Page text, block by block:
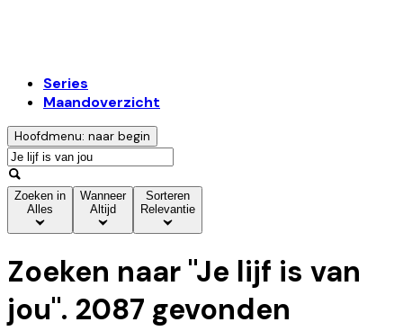
Series
Maandoverzicht
Hoofdmenu: naar begin
Zoeken in
Alles
Wanneer
Altijd
Sorteren
Relevantie
Zoeken naar "Je lijf is van
jou". 2087 gevonden